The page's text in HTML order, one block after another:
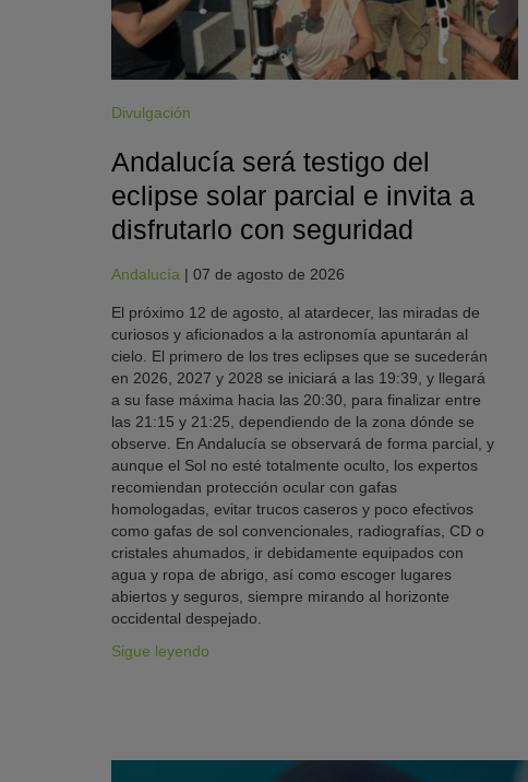
Divulgación
Andalucía será testigo del
eclipse solar parcial e invita a
disfrutarlo con seguridad
Andalucía | 07 de agosto de 2026
El próximo 12 de agosto, al atardecer, las miradas de
curiosos y aficionados a la astronomía apuntarán al
cielo. El primero de los tres eclipses que se sucederán
en 2026, 2027 y 2028 se iniciará a las 19:39, y llegará
a su fase máxima hacia las 20:30, para finalizar entre
las 21:15 y 21:25, dependiendo de la zona dónde se
observe. En Andalucía se observará de forma parcial, y
aunque el Sol no esté totalmente oculto, los expertos
recomiendan protección ocular con gafas
homologadas, evitar trucos caseros y poco efectivos
como gafas de sol convencionales, radiografías, CD o
cristales ahumados, ir debidamente equipados con
agua y ropa de abrigo, así como escoger lugares
abiertos y seguros, siempre mirando al horizonte
occidental despejado.
Sigue leyendo